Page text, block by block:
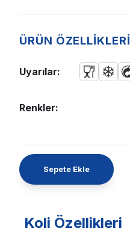
ÜRÜN ÖZELLİKLERİ
Uyarılar:
Renkler:
Sepete Ekle
Koli Özellikleri